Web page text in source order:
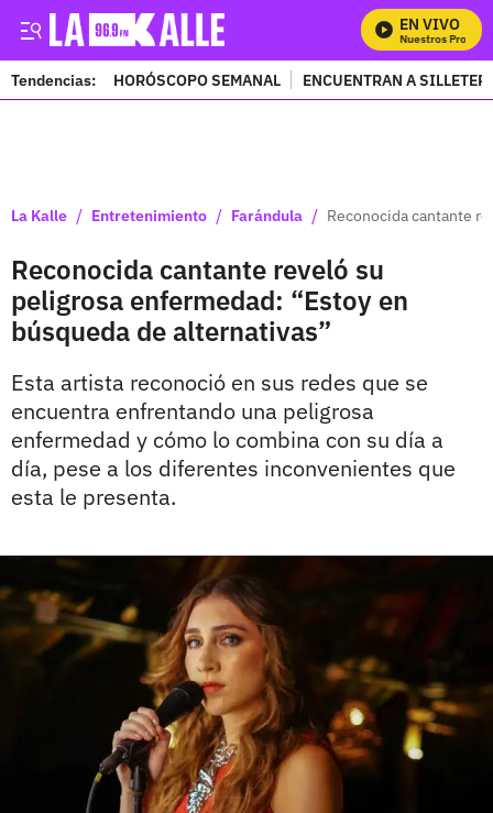
EN VIVO
Mira Todos Nuestros
Tendencias: HORÓSCOPO SEMANAL ENCUENTRAN A
La Kalle / Entretenimiento / Farándula / Reconocida cantante
Reconocida cantante reveló su
peligrosa enfermedad: “Estoy en
búsqueda de alternativas”
Esta artista reconoció en sus redes que se
encuentra enfrentando una peligrosa
enfermedad y cómo lo combina con su día a
día, pese a los diferentes inconvenientes que
esta le presenta.